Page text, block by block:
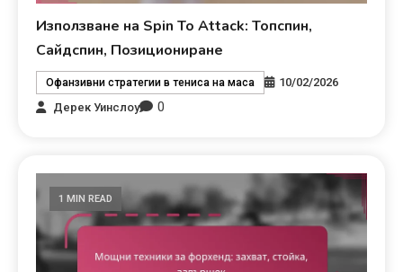
Използване на Spin To Attack: Топспин,
Сайдспин, Позициониране
Офанзивни стратегии в тениса на маса
10/02/2026
Дерек Уинслоу
0
1 MIN READ